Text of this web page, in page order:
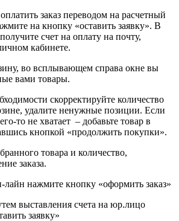
заказ переводом на расчетный
на кнопку «оставить заявку». В
счет на оплату на почту,
кабинете.
во всплывающем справа окне вы
вами товары.
скорректируйте количество
удалите ненужные позиции. Если
то не хватает – добавьте товар в
кнопкой «продолжить покупки».
товара и количество,
заказа.
лайн нажмите кнопку «оформить заказ»
выставления счета на юр.лицо
заявку»